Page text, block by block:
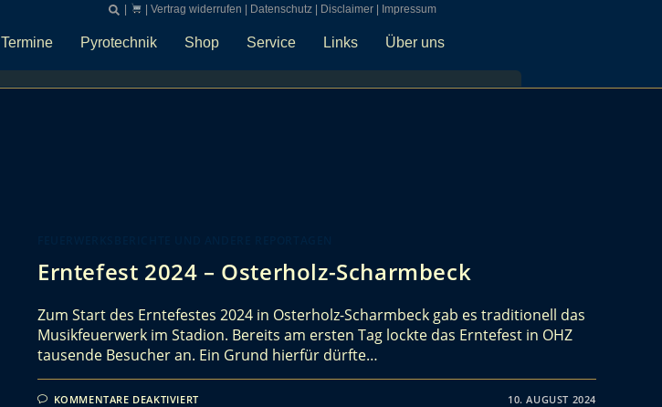
Vertrag widerrufen Datenschutz| Disclaimer| Impressum
Termine Pyrotechnik Shop Service Links Über uns
Erntefest 2024 – Osterholz-Scharmbeck
Zum Start des Erntefestes 2024 in Osterholz-Scharmbeck gab es traditionell das
Musikfeuerwerk im Stadion. Bereits am ersten Tag lockte das Erntefest in OHZ
tausende Besucher an. Ein Grund hierfür dürfte…
KOMMENTARE DEAKTIVIERT 10. AUGUST 2024